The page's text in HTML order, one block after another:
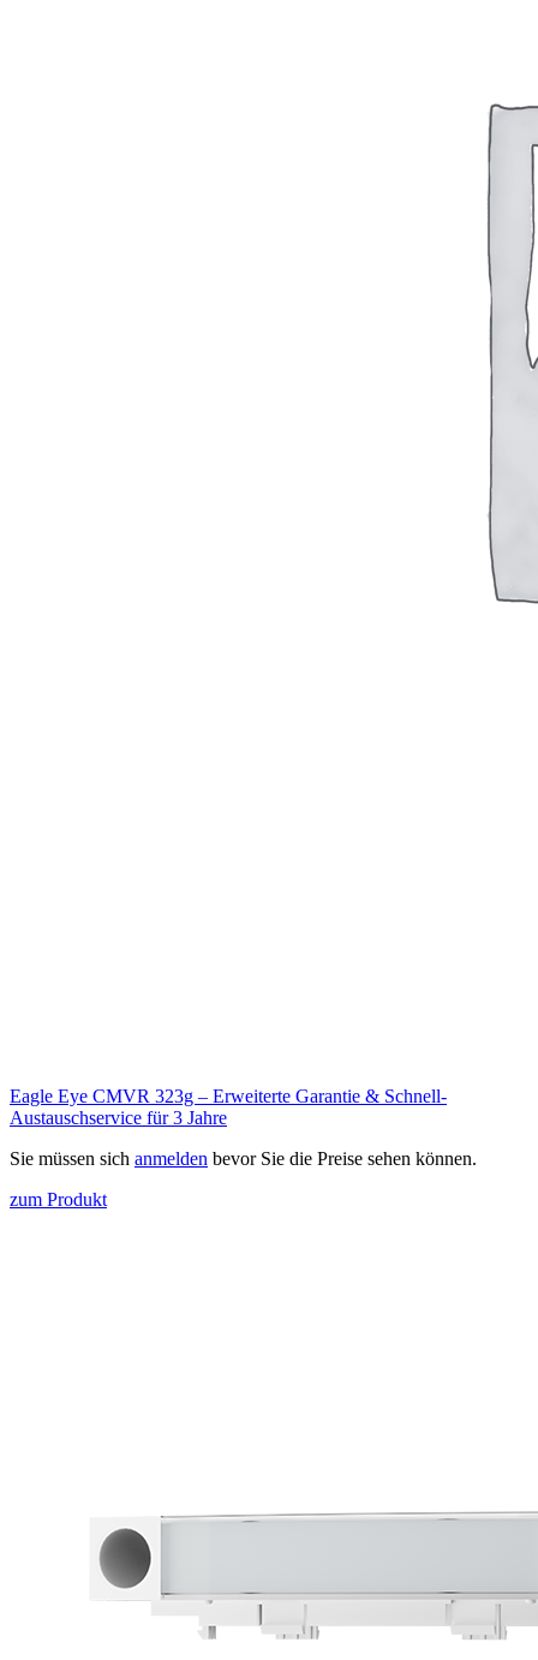
Eagle Eye CMVR 323g – Erweiterte Garantie & Schnell-
Austauschservice für 3 Jahre
Sie müssen sich anmelden bevor Sie die Preise sehen können.
zum Produkt